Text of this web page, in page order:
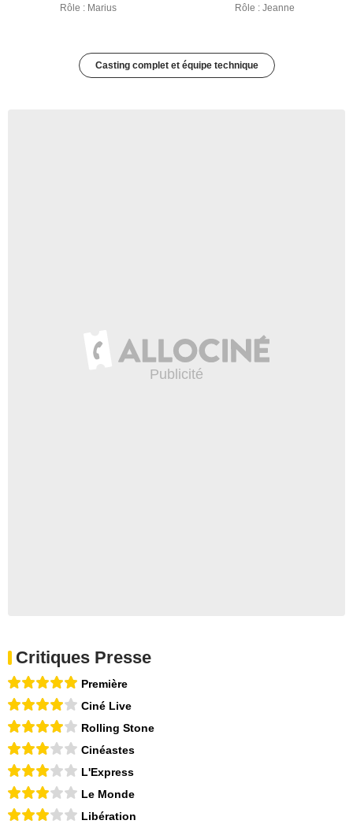
Rôle : Marius Rôle : Jeanne
Casting complet et équipe technique
Critiques Presse
Première
Ciné Live
Rolling Stone
Cinéastes
L'Express
Le Monde
Libération